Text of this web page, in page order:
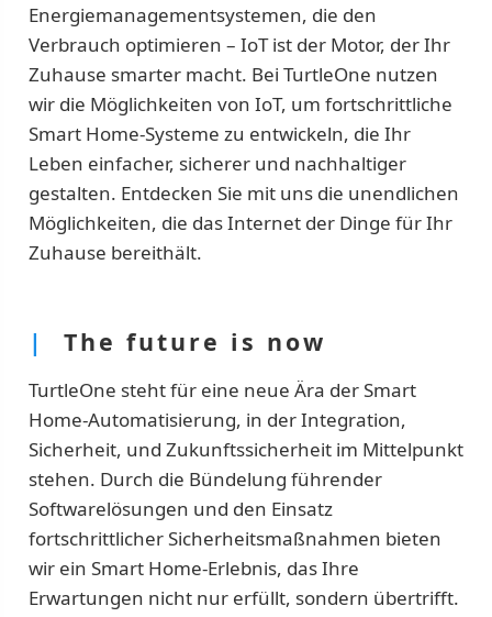
Energiemanagementsystemen, die den
Verbrauch optimieren – IoT ist der Motor, der Ihr
Zuhause smarter macht. Bei TurtleOne nutzen
wir die Möglichkeiten von IoT, um fortschrittliche
Smart Home-Systeme zu entwickeln, die Ihr
Leben einfacher, sicherer und nachhaltiger
gestalten. Entdecken Sie mit uns die unendlichen
Möglichkeiten, die das Internet der Dinge für Ihr
Zuhause bereithält.
|The future is now
TurtleOne steht für eine neue Ära der Smart
Home-Automatisierung, in der Integration,
Sicherheit, und Zukunftssicherheit im Mittelpunkt
stehen. Durch die Bündelung führender
Softwarelösungen und den Einsatz
fortschrittlicher Sicherheitsmaßnahmen bieten
wir ein Smart Home-Erlebnis, das Ihre
Erwartungen nicht nur erfüllt, sondern übertrifft.